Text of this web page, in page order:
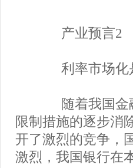
产业预言2
利率市场化
随着我国金融
限制措施的逐步消
开了激烈的竞争，
激烈，我国银行在